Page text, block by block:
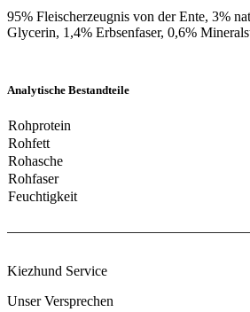
95% Fleischerzeugnis von der Ente, 3%
Glycerin, 1,4% Erbsenfaser, 0,6%
Analytische Bestandteile
Rohprotein
Rohfett
Rohasche
Rohfaser
Feuchtigkeit
Kiezhund Service
Unser Versprechen